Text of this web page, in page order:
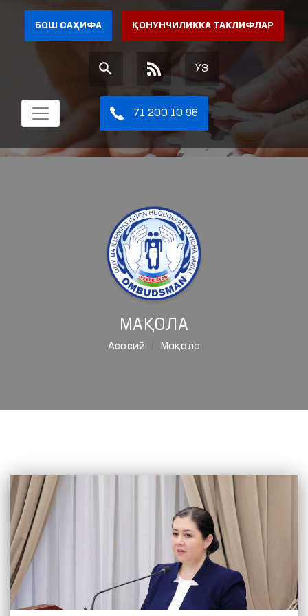
БОШ САҲИФА ҚОНУНЧИЛИККА ТАКЛИФЛАР
ЎЗ
71 200 10 96
МАҚОЛА
Aсосий Мақола